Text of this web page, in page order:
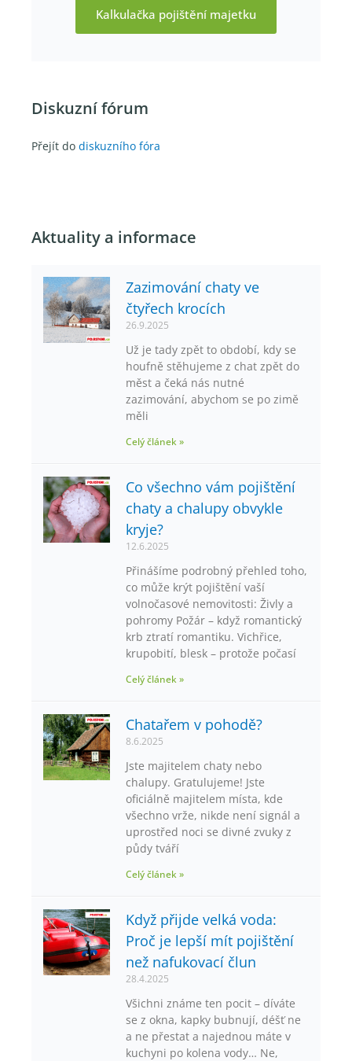
Kalkulačka pojištění majetku
Diskuzní fórum
Přejít do diskuzního fóra
Aktuality a informace
Zazimování chaty ve
čtyřech krocích
26.9.2025
Už je tady zpět to období, kdy se
houfně stěhujeme z chat zpět do
měst a čeká nás nutné
zazimování, abychom se po zimě
měli
Celý článek »
Co všechno vám pojištění
chaty a chalupy obvykle
kryje?
12.6.2025
Přinášíme podrobný přehled toho,
co může krýt pojištění vaší
volnočasové nemovitosti: Živly a
pohromy Požár – když romantický
krb ztratí romantiku. Vichřice,
krupobití, blesk – protože počasí
Celý článek »
Chatařem v pohodě?
8.6.2025
Jste majitelem chaty nebo
chalupy. Gratulujeme! Jste
oficiálně majitelem místa, kde
všechno vrže, nikde není signál a
uprostřed noci se divné zvuky z
půdy tváří
Celý článek »
Když přijde velká voda:
Proč je lepší mít pojištění
než nafukovací člun
28.4.2025
Všichni známe ten pocit – díváte
se z okna, kapky bubnují, déšť ne
a ne přestat a najednou máte v
kuchyni po kolena vody… Ne,